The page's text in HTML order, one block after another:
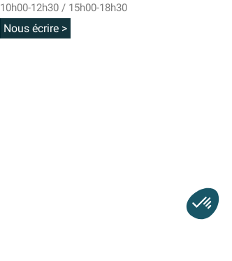
10h00-12h30 / 15h00-18h30
Nous écrire >